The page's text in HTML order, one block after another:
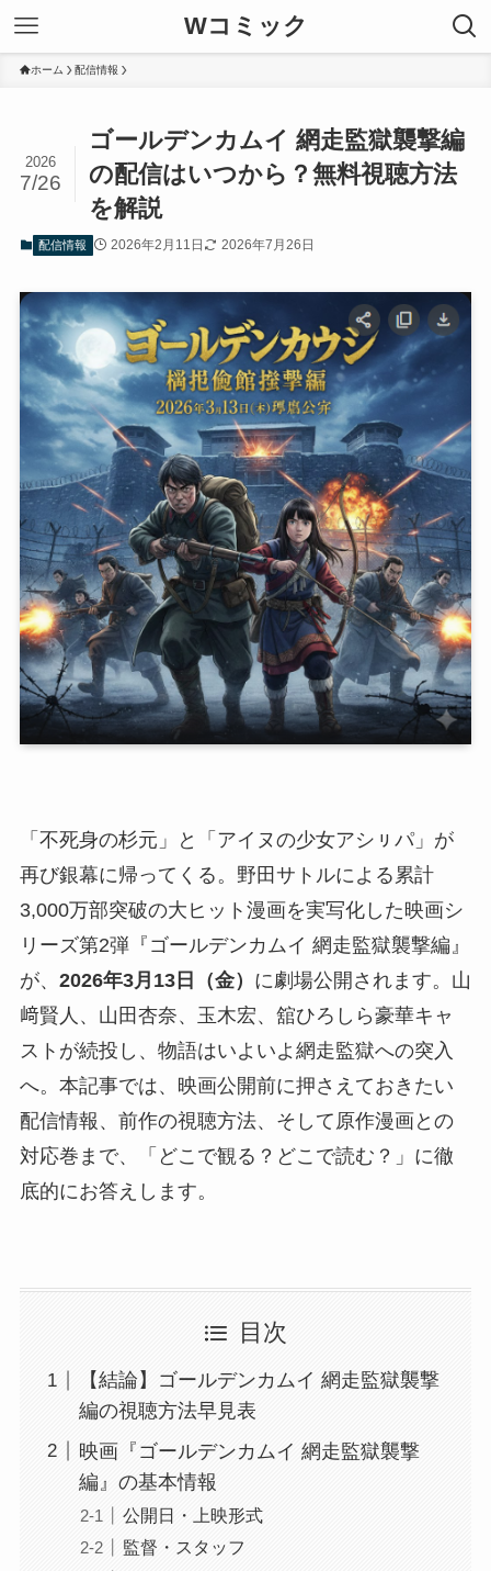
Wコミック
ホーム 配信情報
ゴールデンカムイ 網走監獄襲撃編
の配信はいつから？無料視聴方法
を解説
2026
7/26
配信情報 2026年2月11日 2026年7月26日
「不死身の杉元」と「アイヌの少女アシㇼパ」が
再び銀幕に帰ってくる。野田サトルによる累計
3,000万部突破の大ヒット漫画を実写化した映画シ
リーズ第2弾『ゴールデンカムイ 網走監獄襲撃編』
が、 2026年3月13日（金） に劇場公開されます。山
﨑賢人、山田杏奈、玉木宏、舘ひろしら豪華キャ
ストが続投し、物語はいよいよ網走監獄への突入
へ。本記事では、映画公開前に押さえておきたい
配信情報、前作の視聴方法、そして原作漫画との
対応巻まで、「どこで観る？どこで読む？」に徹
底的にお答えします。
目次
【結論】ゴールデンカムイ 網走監獄襲撃
編の視聴方法早見表
映画『ゴールデンカムイ 網走監獄襲撃
編』の基本情報
公開日・上映形式
監督・スタッフ